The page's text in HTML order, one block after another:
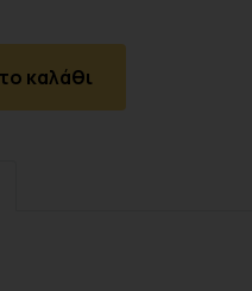
καλάθι